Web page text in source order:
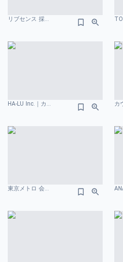
リブセンス 採用ピッチ資料 組織図のスライドデザイン
HA-LU Inc.｜カンパニーデック – 会社資料 組織図のスライドデザイン
東京メトロ 会社紹介資料 組織図のスライドデザイン